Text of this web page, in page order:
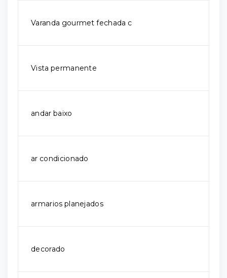
Varanda gourmet fechada c
Vista permanente
andar baixo
ar condicionado
armarios planejados
decorado